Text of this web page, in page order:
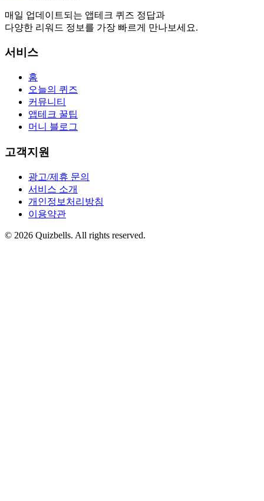
매일 업데이트되는 앱테크 퀴즈 정답과
다양한 리워드 정보를 가장 빠르게 만나보세요.
서비스
홈
오늘의 퀴즈
커뮤니티
앱테크 꿀팁
머니 블로그
고객지원
광고/제휴 문의
서비스 소개
개인정보처리방침
이용약관
© 2026 Quizbells. All rights reserved.